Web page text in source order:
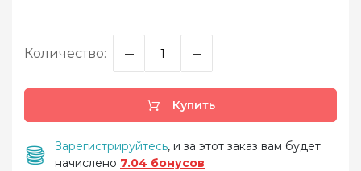
Количество:
Купить
Зарегистрируйтесь, и за этот заказ вам будет
начислено 7.04 бонусов